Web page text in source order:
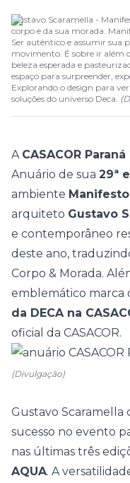
Gustavo Scaramella -
corpo e da sua morada.
Ser autêntico e assumir sua
movimento. É sobre ir além
beleza esperada e
espaço para surpreender,
Explorando o design para
soluções do universo Deca. (
A CASACOR Paraná
Anuário de sua 29ª
ambiente Manifesto
arquiteto Gustavo
e contemporâneo
deste ano,
Corpo & Morada.
emblemático marca
da DECA na
oficial da CASACOR.
(Divulgação)
Gustavo
sucesso no evento
nas últimas três
AQUA. A